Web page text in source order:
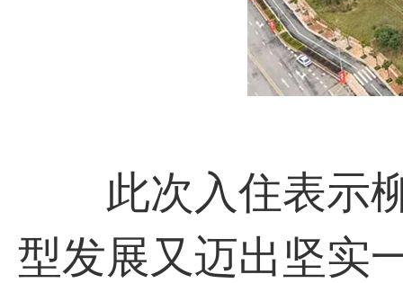
此次入住表示柳
型发展又迈出坚实